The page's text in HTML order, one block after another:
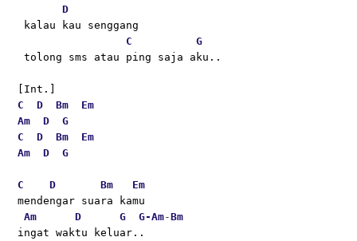
D
kalau kau senggang
C
G
tolong sms atau ping saja aku..
[Int.]
C
D Bm
Em
Am
D
G
C
D Bm
Em
Am
D G
C D Bm
Em
mendengar suara kamu
Am
D G G-Am-Bm
ingat waktu keluar..